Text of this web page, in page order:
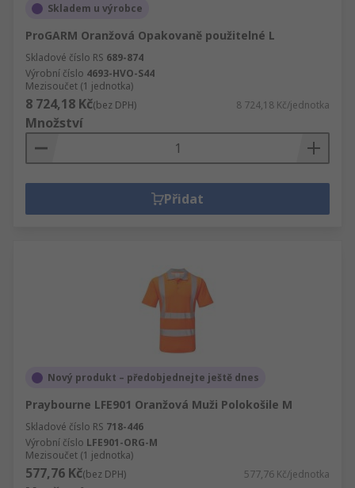
Skladem u výrobce
ProGARM Oranžová Opakovaně použitelné L
Skladové číslo RS 689-874
Výrobní číslo 4693-HVO-S44
Mezisoučet (1 jednotka)
8 724,18 Kč(bez DPH) 8 724,18 Kč/jednotka
Množství
Přidat
Nový produkt – předobjednejte ještě dnes
Praybourne LFE901 Oranžová Muži Polokošile M
Skladové číslo RS 718-446
Výrobní číslo LFE901-ORG-M
Mezisoučet (1 jednotka)
577,76 Kč(bez DPH) 577,76 Kč/jednotka